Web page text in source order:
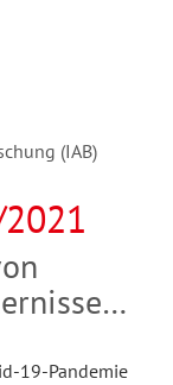
(IAB)
19-Pandemie